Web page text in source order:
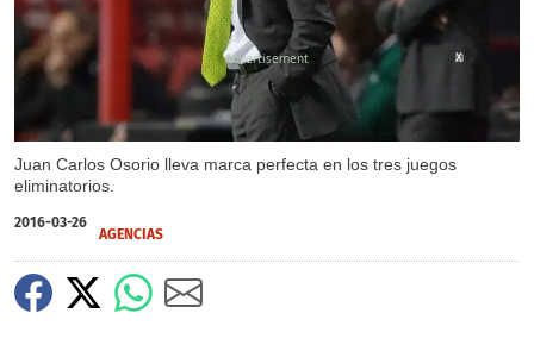
Juan Carlos Osorio lleva marca perfecta en los tres juegos
eliminatorios.
X
2016-03-26
AGENCIAS